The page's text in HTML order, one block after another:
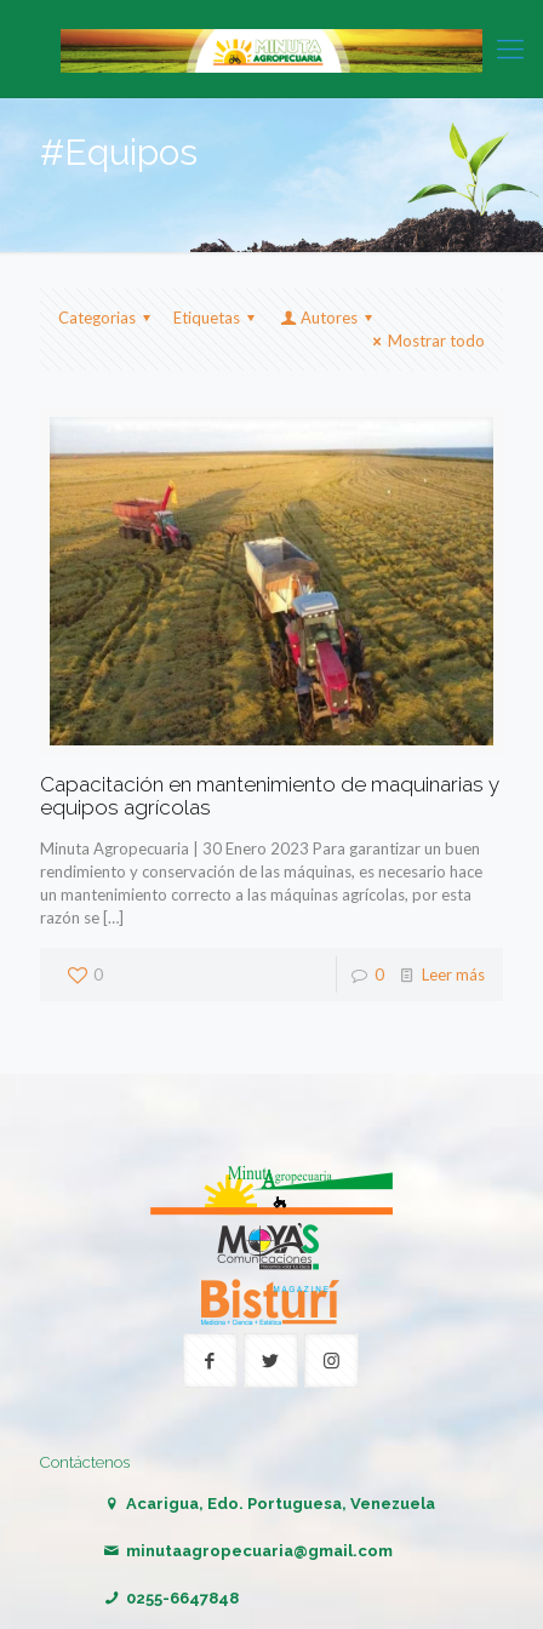
#Equipos
Categorias Etiquetas
Autores
Mostrar todo
Capacitación en mantenimiento de maquinarias y
equipos agrícolas
Minuta Agropecuaria | 30 Enero 2023 Para garantizar un buen
rendimiento y conservación de las máquinas, es necesario hace
un mantenimiento correcto a las máquinas agrícolas, por esta
razón se […]
0 0 Leer más
Contáctenos
Acarigua, Edo. Portuguesa, Venezuela
minutaagropecuaria@gmail.com
0255-6647848